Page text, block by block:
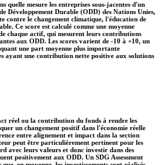
quelle mesure les entreprises sous-jacentes d'un
Développement Durable (ODD) des Nations Unies,
contre le changement climatique, l'éducation de
Ce score est calculé comme une moyenne
chaque actif, qui mesurent leurs contributions
aux ODD. Les scores varient de -10 à +10, un
une part moyenne plus importante
ayant une contribution nette positive aux solutions
réel ou la contribution du fonds à rendre les
un changement positif dans l'économie réelle
entre alignement et impact dans la section
peut être particulièrement pertinent pour les
avec leurs valeurs et donc investir dans des
positivement aux ODD. Un SDG Assessment